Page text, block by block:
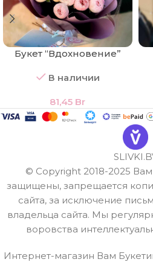
Букет “Вдохновение”
В наличии
81,45 Br
© Copyright 2018-2025
защищены, запрещается
сайта, за исключение
владельца сайта. Мы
воровства
Интернет-магазин Вам